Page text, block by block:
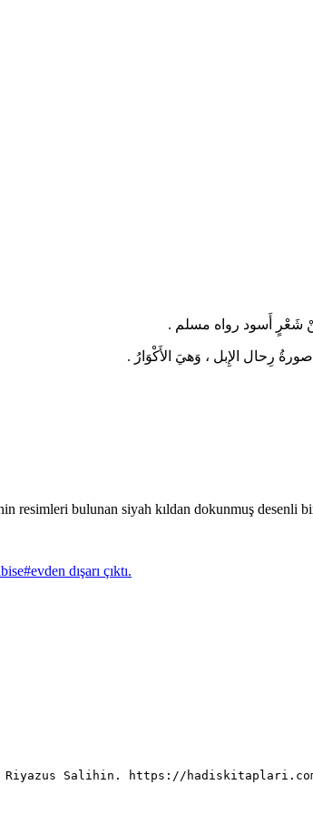
شَعْرٍ أَسود رواه مسلم .
رِحال الإِبل ، وَهيَ الأَكْوَارُ .
resimleri bulunan siyah kıldan dokunmuş desenli
#evden dışarı çıktı.
Riyazus Salihin. https://